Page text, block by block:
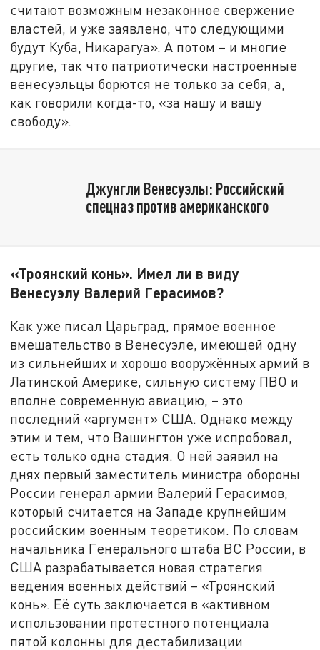
считают возможным незаконное свержение
властей, и уже заявлено, что следующими
будут Куба, Никарагуа». А потом – и многие
другие, так что патриотически настроенные
венесуэльцы борются не только за себя, а,
как говорили когда-то, «за нашу и вашу
свободу».
Джунгли Венесуэлы: Российский
спецназ против американского​
«Троянский конь». Имел ли в виду
Венесуэлу Валерий Герасимов?
Как уже писал Царьград, прямое военное
вмешательство в Венесуэле, имеющей одну
из сильнейших и хорошо вооружённых армий в
Латинской Америке, сильную систему ПВО и
вполне современную авиацию, – это
последний «аргумент» США. Однако между
этим и тем, что Вашингтон уже испробовал,
есть только одна стадия. О ней заявил на
днях первый заместитель министра обороны
России генерал армии Валерий Герасимов,
который считается на Западе крупнейшим
российским военным теоретиком. По словам
начальника Генерального штаба ВС России, в
США разрабатывается новая стратегия
ведения военных действий – «Троянский
конь». Её суть заключается в «активном
использовании протестного потенциала
пятой колонны для дестабилизации